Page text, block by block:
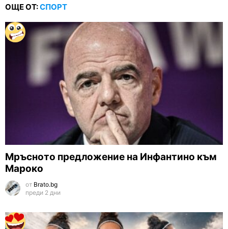
ОЩЕ ОТ:СПОРТ
Мръсното предложение на Инфантино към
Мароко
от Brato.bg
преди 2 дни